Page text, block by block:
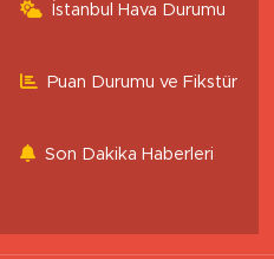
İstanbul Hava Durumu
Puan Durumu ve Fikstür
Son Dakika Haberleri